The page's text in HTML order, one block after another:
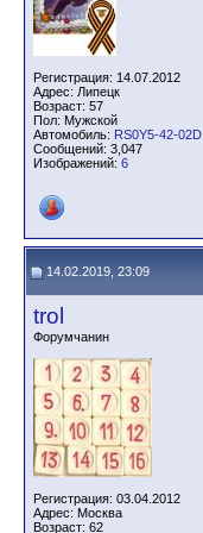
Регистрация: 14.07.2012
Адрес: Липецк
Возраст: 57
Пол: Мужской
Автомобиль: RS0Y5-42-02D
Сообщений: 3,047
Изображений: 6
14.02.2019, 23:09
trol
Форумчанин
Регистрация: 03.04.2012
Адрес: Москва
Возраст: 62